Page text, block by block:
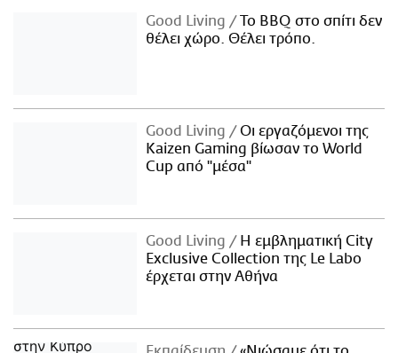
Good Living
Το BBQ στο σπίτι δεν
θέλει χώρο. Θέλει τρόπο.
Good Living
Οι εργαζόμενοι της
Kaizen Gaming βίωσαν το World
Cup από "μέσα"
Good Living
Η εμβληματική City
Exclusive Collection της Le Labo
έρχεται στην Αθήνα